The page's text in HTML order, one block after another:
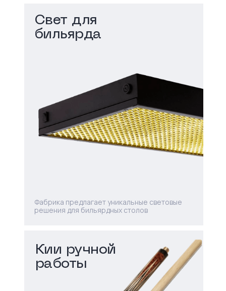
Фабрика предлагает уникальные световые
решения для бильярдных столов
Свет для
бильярда
Кии ручной
работы